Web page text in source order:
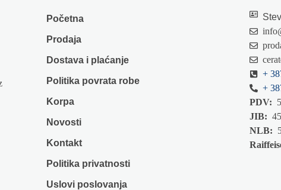
Početna
Prodaja
Dostava i plaćanje
Politika povrata robe
Korpa
Novosti
Kontakt
Politika privatnosti
Uslovi poslovanja
+
+
PDV:
JIB:
NLB: